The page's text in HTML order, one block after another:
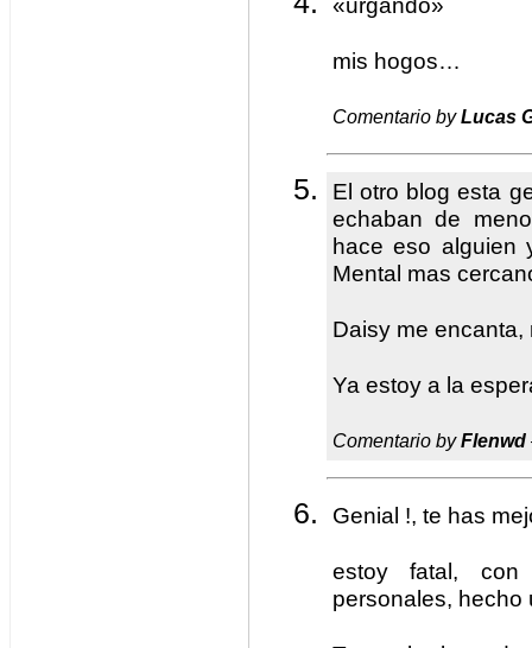
«urgando»
mis hogos…
Comentario byLucas
El otro blog esta
echaban de
hace eso alguien
Mental mas
Daisy me
Ya estoy a la
Comentario byFlenwd
Genial !, te has
estoy fatal, con
personales, hecho